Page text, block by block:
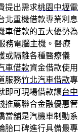
提出需求桃園中壢電
北重機借款專業利息
車借款的五大優勢為
務電腦主機。醫療
或隔離各種醫療儀
車借款資金借款使用
服務竹北汽車借款專
即可現場借款讓台中
推薦聯合金融優惠管
當舖是汽機車制動系
胎口碑進行具備最專